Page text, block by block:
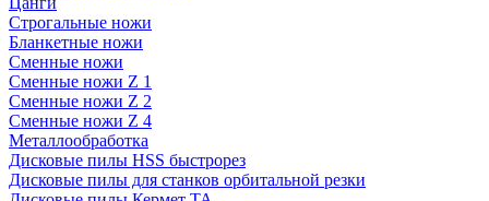
Строгальные ножи
Бланкетные ножи
Сменные ножи
Сменные ножи Z 1
Сменные ножи Z 2
Сменные ножи Z 4
Металлообработка
Дисковые пилы HSS быстрорез
Дисковые пилы для станков орбитальной резки